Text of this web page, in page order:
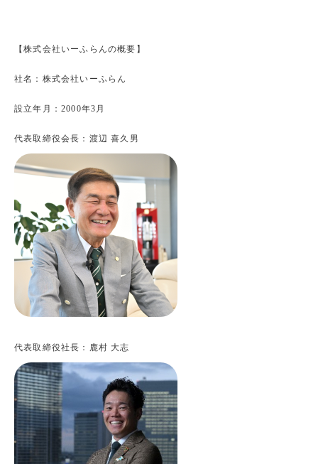
【株式会社いーふらんの概要】
社名：株式会社いーふらん
設立年月：2000年3月
代表取締役会長：渡辺 喜久男
代表取締役社長：鹿村 大志